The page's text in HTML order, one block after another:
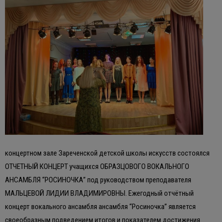
концертном зале Зареченской детской школы искусств состоялся
ОТЧЕТНЫЙ КОНЦЕРТ учащихся ОБРАЗЦОВОГО ВОКАЛЬНОГО
АНСАМБЛЯ “РОСИНОЧКА” под руководством преподавателя
МАЛЬЦЕВОЙ ЛИДИИ ВЛАДИМИРОВНЫ. Ежегодный отчётный
концерт вокального ансамбля ансамбля “Росиночка” является
своеобразным подведением итогов и показателем достижения